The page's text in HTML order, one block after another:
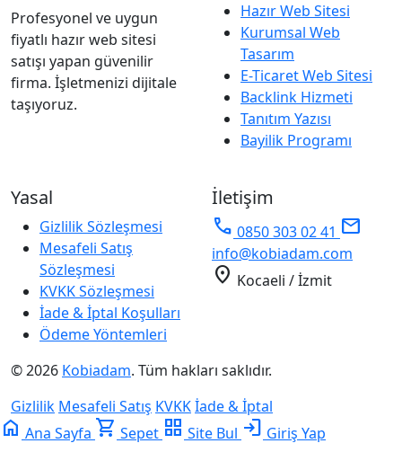
Profesyonel ve uygun
fiyatlı hazır web sitesi
satışı yapan güvenilir
firma. İşletmenizi dijitale
taşıyoruz.
Hazır Web Sitesi
Kurumsal Web
Tasarım
E-Ticaret Web Sitesi
Backlink Hizmeti
Tanıtım Yazısı
Bayilik Programı
Yasal
Gizlilik Sözleşmesi
Mesafeli Satış
Sözleşmesi
KVKK Sözleşmesi
İade & İptal Koşulları
Ödeme Yöntemleri
İletişim
phone 0850 303 02 41 mail
info@kobiadam.com
location_on Kocaeli / İzmit
© 2026 Kobiadam. Tüm hakları saklıdır.
Gizlilik Mesafeli Satış KVKKİade & İptal
home Ana Sayfa shopping_cart Sepet grid_view Site Bul login Giriş Yap